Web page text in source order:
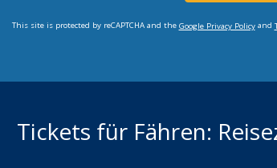
This site is protected by reCAPTCHA and the Google Privacy Policyand
Tickets für Fähren: